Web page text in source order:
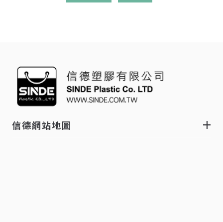
信德網站地圖